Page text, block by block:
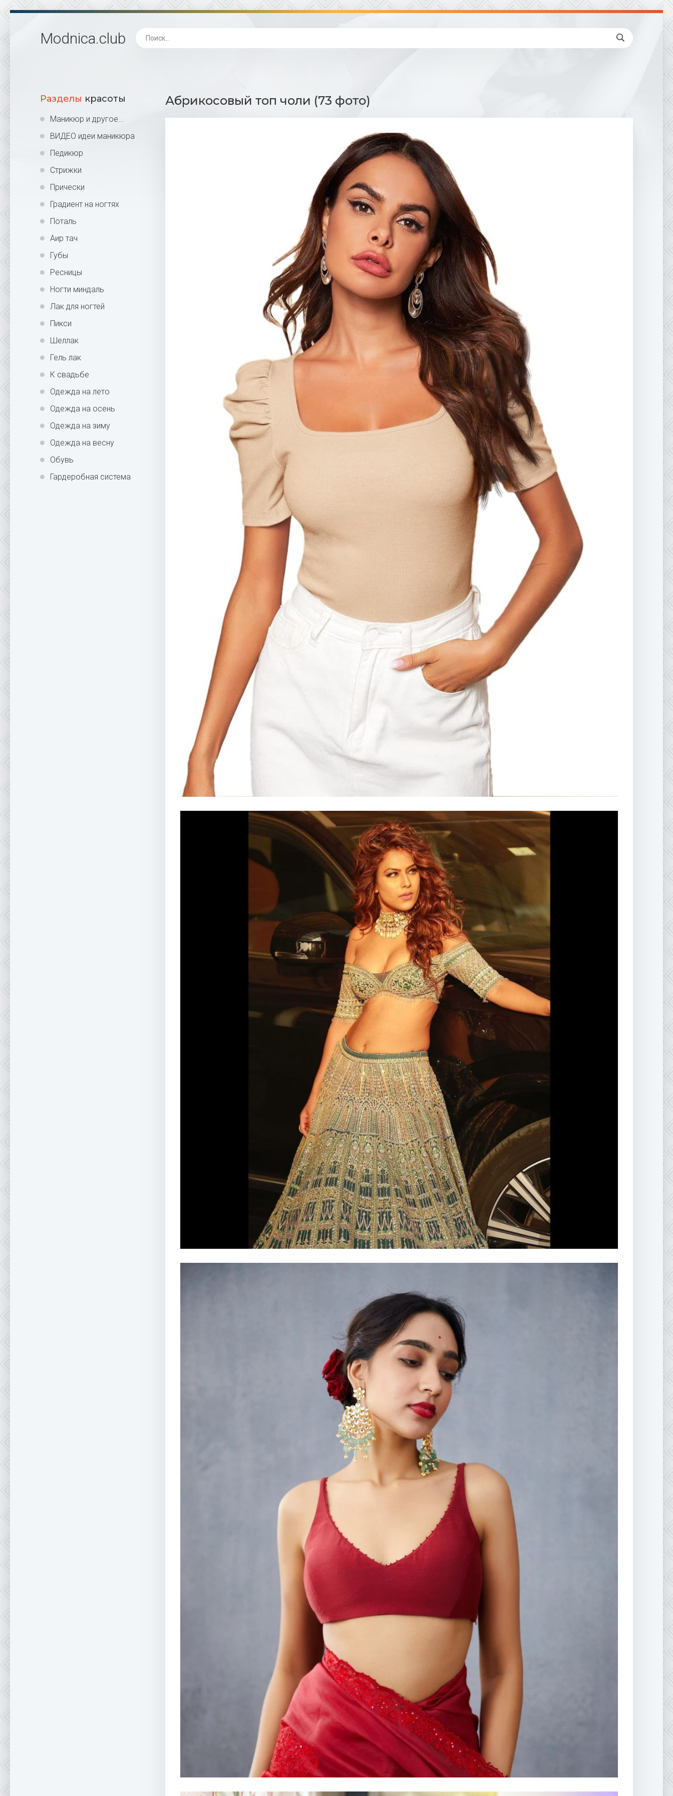
Modnica.club
Разделы красоты
Маникюр и другое...
ВИДЕО идеи маникюра
Педикюр
Стрижки
Прически
Градиент на ногтях
Поталь
Аир тач
Губы
Ресницы
Ногти миндаль
Лак для ногтей
Пикси
Шеллак
Гель лак
К свадьбе
Одежда на лето
Одежда на осень
Одежда на зиму
Одежда на весну
Обувь
Гардеробная система
Абрикосовый топ чоли (73 фото)